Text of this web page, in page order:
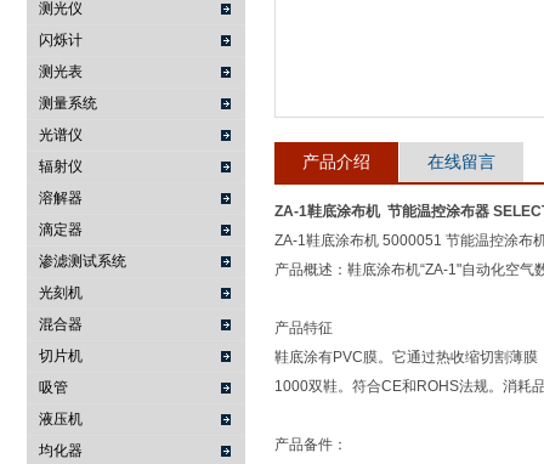
测光仪
闪烁计
测光表
测量系统
光谱仪
辐射仪
溶解器
滴定器
渗滤测试系统
光刻机
混合器
切片机
吸管
液压机
均化器
产品介绍 在线留言
ZA-1鞋底涂布机 节能温控涂布器
ZA-1鞋底涂布机 5000051 节能温控涂布
产品概述：鞋底涂布机“ZA-1"自动化空气
产品特征
鞋底涂有PVC膜。它通过热收缩切割薄
1000双鞋。符合CE和ROHS法规。消耗
产品备件：